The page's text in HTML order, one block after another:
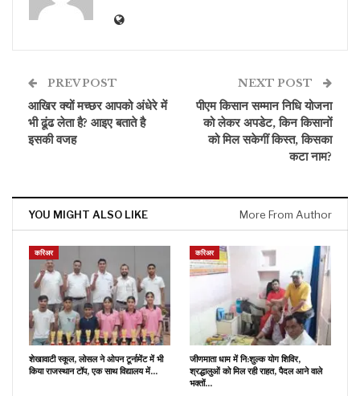
PREV POST
आखिर क्यों मच्छर आपको अंधेरे में
भी ढूंढ लेता है? आइए बताते है
इसकी वजह
NEXT POST
पीएम किसान सम्मान निधि योजना
को लेकर अपडेट, किन किसानों
को मिल सकेगीं किस्त, किसका
कटा नाम?
YOU MIGHT ALSO LIKE More From Author
करिअर
शेखावाटी स्कूल, लोसल ने ओपन टूर्नामेंट में भी
किया राजस्थान टॉप, एक साथ विद्यालय में…
करिअर
जीणमाता धाम में नि:शुल्क योग शिविर,
श्रद्धालुओं को मिल रही राहत, पैदल आने वाले
भक्तों…